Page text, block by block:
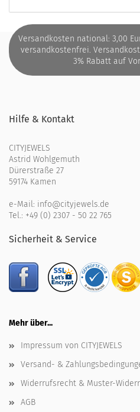
Versandkosten national: 3,00
versandkostenfrei.
3% Rabatt auf
Hilfe & Kontakt
CITYJEWELS
Astrid Wohlgemuth
Dürerstraße 27
59174 Kamen
e-Mail: info@cityjewels.de
Tel.: +49 (0) 2307 - 50 22 765
Sicherheit & Service
Mehr über...
Impressum von CITYJEWELS
Versand- &
Widerrufsrecht & Muster-
AGB